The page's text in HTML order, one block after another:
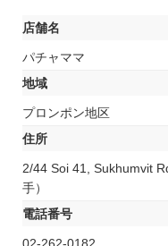
店舗名
パチャママ
地域
プロンポン地区
住所
2/44 Soi 41, Sukhumvit
手）
電話番号